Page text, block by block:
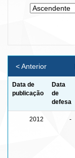
< Anterior
Data de
publicação
Data
de
defesa
2012 -